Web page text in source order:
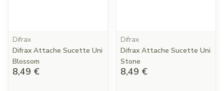
Difrax
Difrax Attache Sucette Uni
Blossom
8,49 €
Difrax
Difrax Attache Sucette Uni
Stone
8,49 €